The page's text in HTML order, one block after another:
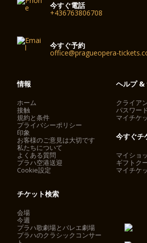
今すぐ電話
+436763806708
今すぐ予約
office@pragueopera-
情報
ホーム
接触
規約と条件
プライバシーポリシー
印象
お客様のご意見は大切です
私たちについて
よくある質問
プラハ空港送迎
Cookie設定
ヘルプ &
クライア
パスワー
マイチケ
今すぐチ
マイショ
ギフトク
マイチケ
チケット検索
会場
今週
プラハ歌劇場とバレエ劇場
プラハのクラシックコンサー